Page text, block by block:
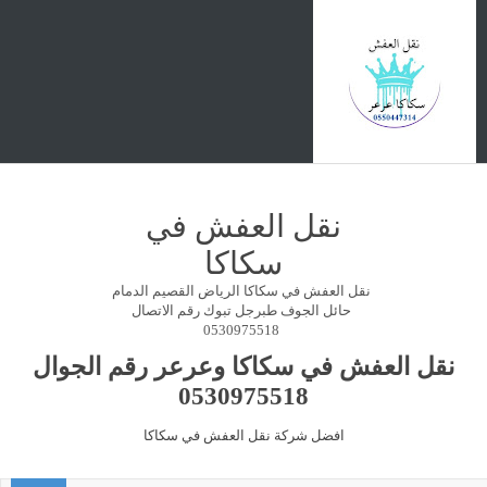
نقل العفش في
سكاكا
نقل العفش في سكاكا الرياض القصيم الدمام
حائل الجوف طبرجل تبوك رقم الاتصال
0530975518
نقل العفش في سكاكا وعرعر رقم الجوال
0530975518
افضل شركة نقل العفش في سكاكا